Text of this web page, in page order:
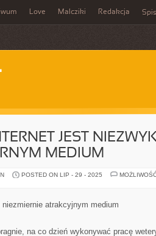
Love Malcziki Redakcja
JEST
MEDIUM
POSTED ON LIP - 29 - 2025
atrakcyjnym medium
na co dzień wykonywać pracę